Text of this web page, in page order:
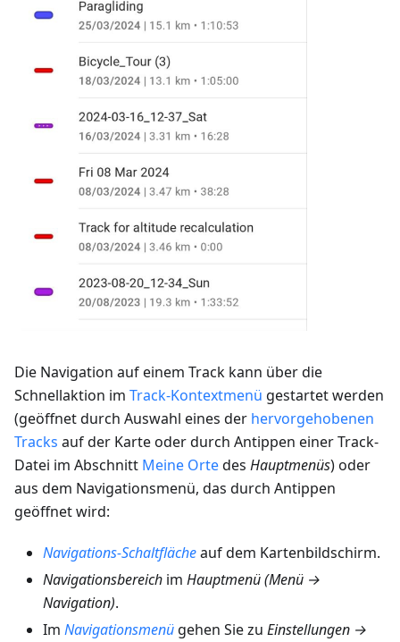
Die Navigation auf einem Track kann über die
Schnellaktion im Track-Kontextmenü gestartet werden
(geöffnet durch Auswahl eines der hervorgehobenen
Tracks auf der Karte oder durch Antippen einer Track-
Datei im Abschnitt Meine Ortedes Hauptmenüs) oder
aus dem Navigationsmenü, das durch Antippen
geöffnet wird:
Navigations-Schaltflächeauf dem Kartenbildschirm.
Navigationsbereich im Hauptmenü(Menü →
Navigation).
Im Navigationsmenü gehen Sie zu Einstellungen →